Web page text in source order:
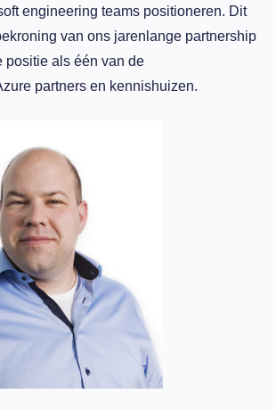
engineering teams positioneren. Dit
van ons jarenlange partnership
positie als één van de
partners en kennishuizen.